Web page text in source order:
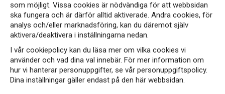
friska och aromatiska druva. Området är beläget i
den nordöstra delen av Italien, nära Venedig.
Klimatet är mycket väl lämpat för
vinframställning, närheten till havet, varma
dagar, kalla nätter och närheten till alperna
skapar utmärkta förutsättningar för just Pinot
Grigio.
som möjligt. Vissa cookies är nödvändiga för att webbsidan
ska fungera och är därför alltid aktiverade. Andra cookies, för
analys och/eller marknadsföring, kan du däremot själv
aktivera/deaktivera i inställningarna nedan.
I vår cookiepolicy kan du läsa mer om vilka cookies vi
använder och vad dina val innebär. För mer information om
hur vi hanterar personuppgifter, se vår personuppgiftspolicy.
Dina inställningar gäller endast på den här webbsidan.